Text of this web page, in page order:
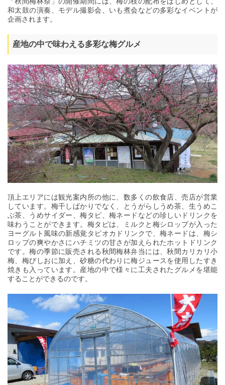
和太鼓の演奏、モデル撮影会、いも煮会などの多彩なイベントが
企画されます。
産地の中で味わえる多彩な梅グルメ
頂上エリアには観光案内所の他に、数多くの飲食店、売店が営業
しています。梅干しばかりでなく、とうがらしうめ茶、生うめこ
ぶ茶、うめサイダー、梅タピ、梅ネードなどの珍しいドリンクを
味わうことができます。梅タピは、ミルクと梅シロップが入った
ヨーグルト風味の新感覚タピオカドリンクで、梅ネードは、梅シ
ロップの爽やかさにハチミツの甘さが加えられたホットドリンク
です。梅の季節に販売される秋間梅林弁当には、秋間カリカリ小
梅、梅びしおに加え、砂糖の代わりに梅ジュースを使用したすき
焼きも入っています。産地の中で様々に工夫されたグルメを堪能
することができるのです。